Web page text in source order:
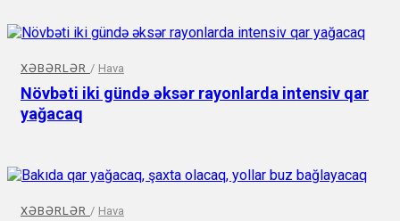
XƏBƏRLƏR / Hava
Növbəti iki gündə əksər rayonlarda intensiv qar
yağacaq
XƏBƏRLƏR / Hava